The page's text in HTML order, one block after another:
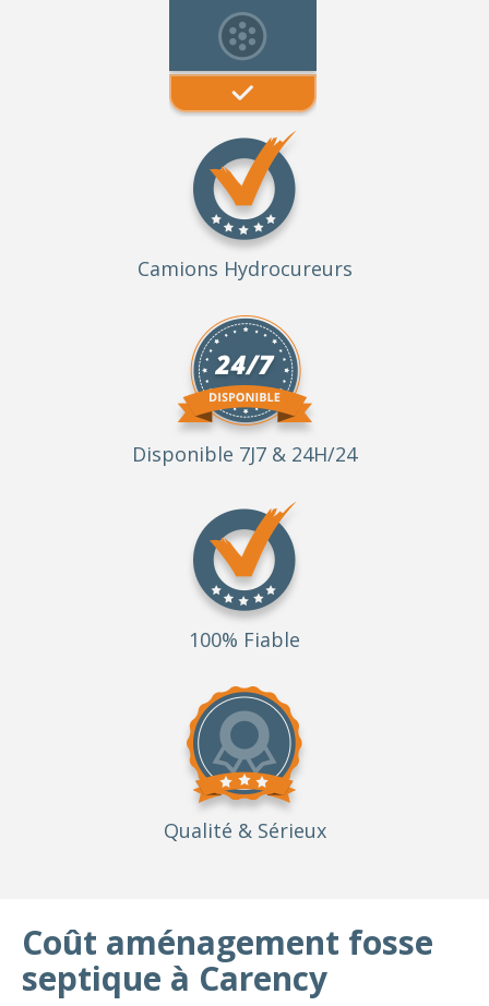
Camions Hydrocureurs
Disponible 7J7 & 24H/24
100% Fiable
Qualité & Sérieux
Coût aménagement fosse
septique à Carency